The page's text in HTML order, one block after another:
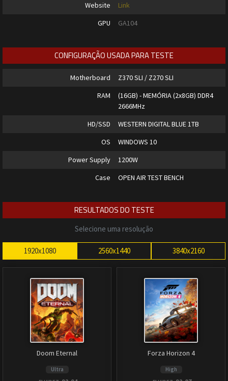
Website
Link
GPU
GA104
CONFIGURAÇÃO USADA PARA TESTE
Motherboard
Z370 SLI / Z270 SLI
RAM
(16GB) - MEMÓRIA (2x8GB) DDR4
2666MHz
HD/SSD
WESTERN DIGITAL BLUE 1TB
OS
WINDOWS 10
Power Supply
1200W
Case
OPEN AIR TEST BENCH
RESULTADOS DO TESTE
Selecione uma resolução
1920x1080 2560x1440 3840x2160
Doom Eternal
Ultra
Forza Horizon 4
High